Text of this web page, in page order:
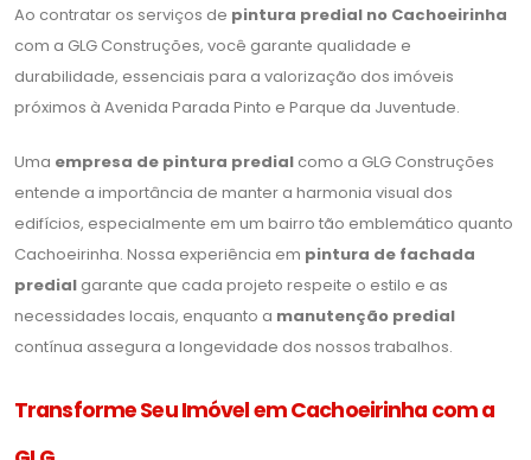
Ao contratar os serviços de pintura predial no Cachoeirinha
com a GLG Construções, você garante qualidade e
durabilidade, essenciais para a valorização dos imóveis
próximos à Avenida Parada Pinto e Parque da Juventude.
Uma empresa de pintura predial como a GLG Construções
entende a importância de manter a harmonia visual dos
edifícios, especialmente em um bairro tão emblemático quanto
Cachoeirinha. Nossa experiência em pintura de fachada
predial garante que cada projeto respeite o estilo e as
necessidades locais, enquanto a manutenção predial
contínua assegura a longevidade dos nossos trabalhos.
Transforme Seu Imóvel em Cachoeirinha com a